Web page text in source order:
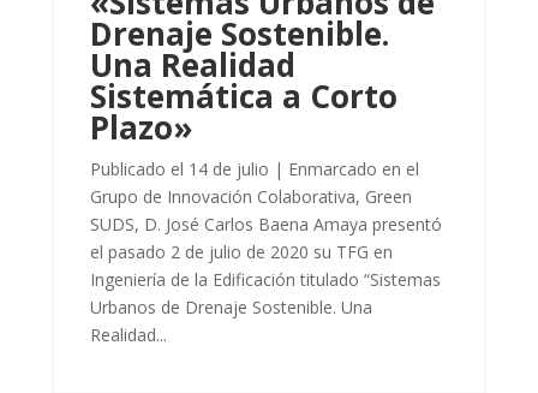
Drenaje Sostenible.
Una Realidad
Sistemática a Corto
Plazo»
Publicado el 14 de julio | Enmarcado en el
Grupo de Innovación Colaborativa, Green
SUDS, D. José Carlos Baena Amaya presentó
el pasado 2 de julio de 2020 su TFG en
Ingeniería de la Edificación titulado “Sistemas
Urbanos de Drenaje Sostenible. Una
Realidad...